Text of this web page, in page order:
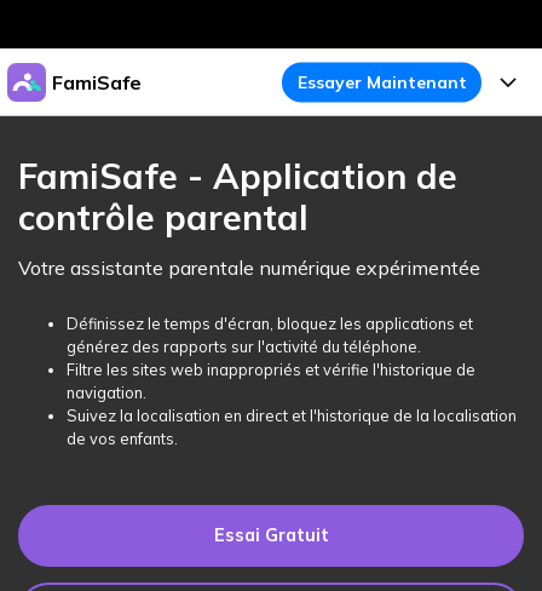
Produits phares
Utilité
Aperçu
Solutions
Actualités
Boutique
Support
FamiSafe Essayer Maintenant
FamiSafe
Protégez la Vie Numérique de Vos Enfants
Essai Gratuit
FamiSafe pour Écoles
Essai Gratuit
Fonctionnalités
Activité de l'Appareil
Service de Localisation
Blog
Traceur de Localisation
Temps d'Écran
Blocage d'Apps
Lire Plus>
Ressources
Thèmes Phares
Guide FamiSafe
Tarifs
FamiSafe - Application de
contrôle parental
Votre assistante parentale numérique expérimentée
Définissez le temps d'écran, bloquez les applications et
générez des rapports sur l'activité du téléphone.
Filtre les sites web inappropriés et vérifie l'historique de
navigation.
Suivez la localisation en direct et l'historique de la localisation
de vos enfants.
Essai Gratuit